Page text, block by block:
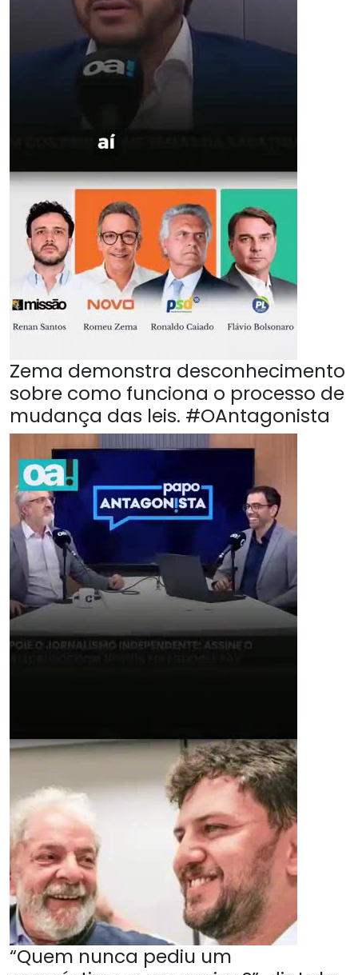
Zema demonstra desconhecimento
sobre como funciona o processo de
mudança das leis. #OAntagonista
“Quem nunca pediu um